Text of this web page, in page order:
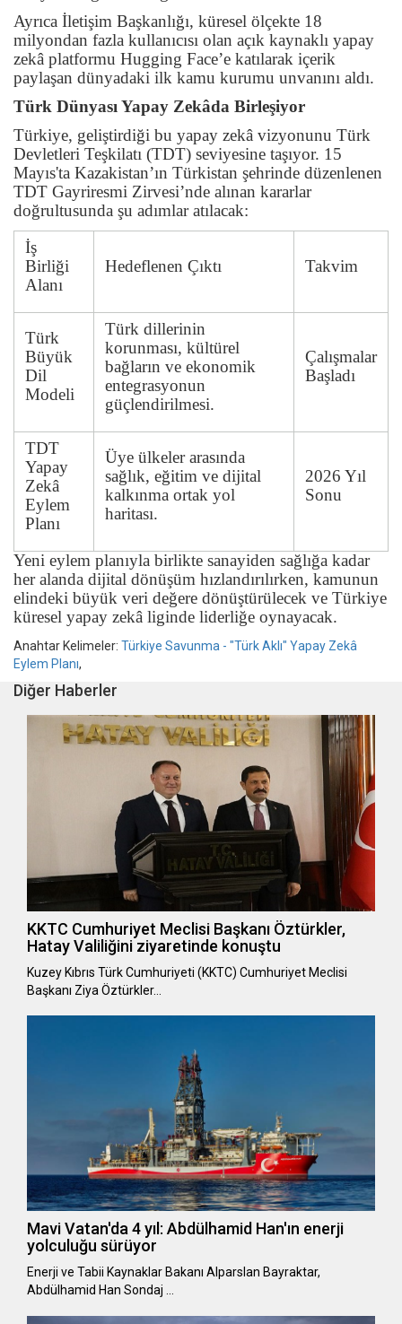
Ayrıca İletişim Başkanlığı, küresel ölçekte 18
milyondan fazla kullanıcısı olan açık kaynaklı yapay
zekâ platformu Hugging Face’e katılarak içerik
paylaşan dünyadaki ilk kamu kurumu unvanını aldı.
Türk Dünyası Yapay Zekâda Birleşiyor
Türkiye, geliştirdiği bu yapay zekâ vizyonunu Türk
Devletleri Teşkilatı (TDT) seviyesine taşıyor. 15
Mayıs'ta Kazakistan’ın Türkistan şehrinde düzenlenen
TDT Gayriresmi Zirvesi’nde alınan kararlar
doğrultusunda şu adımlar atılacak:
İş
Birliği
Alanı
Hedeflenen Çıktı Takvim
Türk
Büyük
Dil
Modeli
Türk dillerinin
korunması, kültürel
bağların ve ekonomik
entegrasyonun
güçlendirilmesi.
Çalışmalar
Başladı
TDT
Yapay
Zekâ
Eylem
Planı
Üye ülkeler arasında
sağlık, eğitim ve dijital
kalkınma ortak yol
haritası.
2026 Yıl
Sonu
Yeni eylem planıyla birlikte sanayiden sağlığa kadar
her alanda dijital dönüşüm hızlandırılırken, kamunun
elindeki büyük veri değere dönüştürülecek ve Türkiye
küresel yapay zekâ liginde liderliğe oynayacak.
Anahtar Kelimeler: Türkiye Savunma - "Türk Aklı" Yapay Zekâ
Eylem Planı,
Diğer Haberler
KKTC Cumhuriyet Meclisi Başkanı Öztürkler,
Hatay Valiliğini ziyaretinde konuştu
Kuzey Kıbrıs Türk Cumhuriyeti (KKTC) Cumhuriyet Meclisi
Başkanı Ziya Öztürkler…
Mavi Vatan'da 4 yıl: Abdülhamid Han'ın enerji
yolculuğu sürüyor
Enerji ve Tabii Kaynaklar Bakanı Alparslan Bayraktar,
Abdülhamid Han Sondaj …